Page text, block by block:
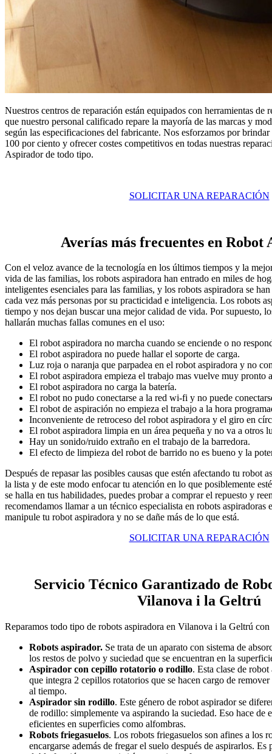
Nuestros centros de reparación están equipados con herramientas de
que nuestro personal calificado repare la mayoría de las marcas y
según las especificaciones del fabricante. Nos esforzamos por
100 por ciento y ofrecer costes competitivos en todas nuestras
Aspirador de todo tipo.
SOLICITAR UNA REPARACIÓN
Averías más frecuentes en Robot
Con el veloz avance de la tecnología en los últimos tiempos y la
vida de las familias, los robots aspiradora han entrado en miles de
inteligentes esenciales para las familias, y los robots aspiradora se
cada vez más personas por su practicidad e inteligencia. Los robots
tiempo y nos dejan buscar una mejor calidad de vida. Por supuesto,
hallarán muchas fallas comunes en el uso:
El robot aspiradora no marcha cuando se enciende o no
El robot aspiradora no puede hallar el soporte de carga.
Luz roja o naranja que parpadea en el robot aspiradora y no
El robot aspiradora empieza el trabajo mas vuelve muy pronto
El robot aspiradora no carga la batería.
El robot no pudo conectarse a la red wi-fi y no puede
El robot de aspiración no empieza el trabajo a la hora
Inconveniente de retroceso del robot aspiradora y el giro en
El robot aspiradora limpia en un área pequeña y no va a otros
Hay un sonido/ruido extraño en el trabajo de la barredora.
El efecto de limpieza del robot de barrido no es bueno y la
Después de repasar las posibles causas que estén afectando tu robot
la lista y de este modo enfocar tu atención en lo que posiblemente
se halla en tus habilidades, puedes probar a comprar el repuesto y
recomendamos llamar a un técnico especialista en robots
manipule tu robot aspiradora y no se dañe más de lo que está.
SOLICITAR UNA REPARACIÓN
Servicio Técnico Garantizado de
Vilanova i la Geltrú
Reparamos todo tipo de robots aspiradora en Vilanova i la Geltrú con
Robots aspirador. Se trata de un aparato con sistema de
los restos de polvo y suciedad que se encuentran en la
Aspirador con cepillo rotatorio o rodillo. Esta clase de
que integra 2 cepillos rotatorios que se hacen cargo de
al tiempo.
Aspirador sin rodillo. Este género de robot aspirador se
de rodillo: simplemente va aspirando la suciedad. Eso hace de
eficientes en superficies como alfombras.
Robots friegasuelos. Los robots friegasuelos son afines a los
encargarse además de fregar el suelo después de aspirarlos. Es